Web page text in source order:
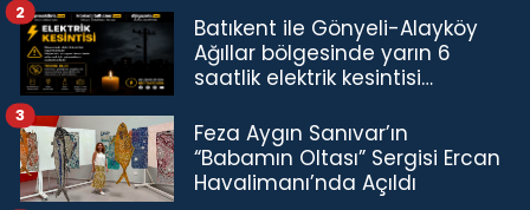
Batıkent ile Gönyeli-Alayköy
Ağıllar bölgesinde yarın 6
saatlik elektrik kesintisi…
2
Feza Aygın Sanıvar’ın
“Babamın Oltası” Sergisi Ercan
Havalimanı’nda Açıldı
3